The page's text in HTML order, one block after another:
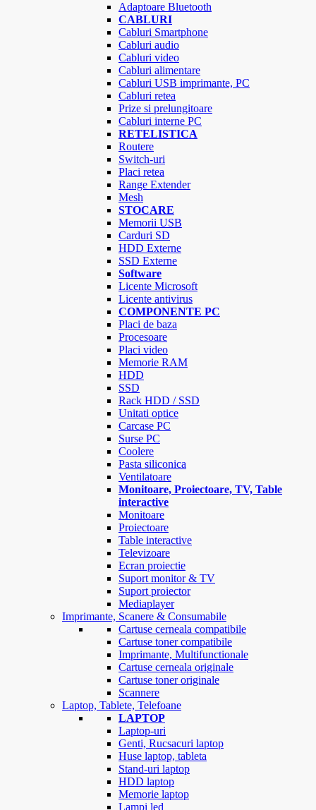
Adaptoare Bluetooth
CABLURI
Cabluri Smartphone
Cabluri audio
Cabluri video
Cabluri alimentare
Cabluri USB imprimante, PC
Cabluri retea
Prize si prelungitoare
Cabluri interne PC
RETELISTICA
Routere
Switch-uri
Placi retea
Range Extender
Mesh
STOCARE
Memorii USB
Carduri SD
HDD Externe
SSD Externe
Software
Licente Microsoft
Licente antivirus
COMPONENTE PC
Placi de baza
Procesoare
Placi video
Memorie RAM
HDD
SSD
Rack HDD / SSD
Unitati optice
Carcase PC
Surse PC
Coolere
Pasta siliconica
Ventilatoare
Monitoare, Proiectoare, TV, Table
interactive
Monitoare
Proiectoare
Table interactive
Televizoare
Ecran proiectie
Suport monitor & TV
Suport proiector
Mediaplayer
Imprimante, Scanere & Consumabile
Cartuse cerneala compatibile
Cartuse toner compatibile
Imprimante, Multifunctionale
Cartuse cerneala originale
Cartuse toner originale
Scannere
Laptop, Tablete, Telefoane
LAPTOP
Laptop-uri
Genti, Rucsacuri laptop
Huse laptop, tableta
Stand-uri laptop
HDD laptop
Memorie laptop
Lampi led